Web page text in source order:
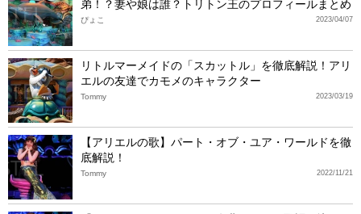
弟！？妻や娘は誰？トリトン王のプロフィールまとめ
2023/04/07
ぴょこ
リトルマーメイドの「スカットル」を徹底解説！アリ
エルの友達でカモメのキャラクター
2023/03/19
Tommy
【アリエルの歌】パート・オブ・ユア・ワールドを徹
底解説！
2022/11/21
Tommy